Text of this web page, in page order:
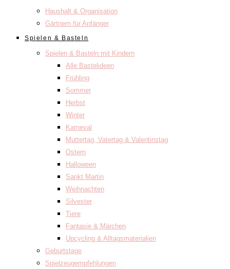
Haushalt & Organisation
Gärtnern für Anfänger
Spielen & Basteln
Spielen & Basteln mit Kindern
Alle Bastelideen
Frühling
Sommer
Herbst
Winter
Karneval
Muttertag, Vatertag & Valentinstag
Ostern
Halloween
Sankt Martin
Weihnachten
Silvester
Tiere
Fantasie & Märchen
Upcycling & Alltagsmaterialien
Geburtstage
Spielzeugempfehlungen